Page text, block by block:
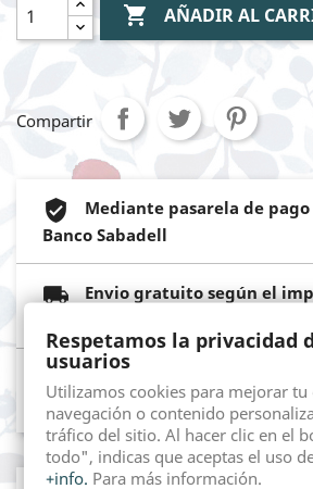
 AÑADIR AL
Compartir
Mediante pasarela de
Banco Sabadell
Envio gratuito según el
avisos legales.
Respetamos la privacidad
usuarios
Utilizamos cookies para mejorar tu
navegación o contenido
tráfico del sitio. Al hacer clic en el
todo", indicas que aceptas el uso
+info. Para más información.